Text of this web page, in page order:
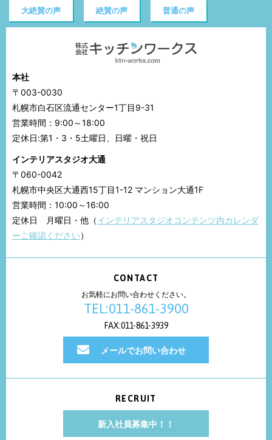
大絶賛の声 絶賛の声 普通の声
本社
〒003-0030
札幌市白石区流通センター1丁目9-31
営業時間：9:00～18:00
定休日:第1・3・5土曜日、日曜・祝日
インテリアスタジオ大通
〒060-0042
札幌市中央区大通西15丁目1-12 マンション大通1F
営業時間：10:00～16:00
定休日 月曜日・他（インテリアスタジオコンテンツ内カレンダ
ーご確認ください）
CONTACT
お気軽にお問い合わせください。
TEL:011-861-3900
FAX:011-861-3939
メールでお問い合わせ
RECRUIT
新入社員募集中！！